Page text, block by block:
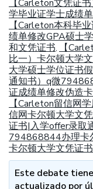
【Carleton文凭证
学毕业证学士成绩
【Carleton本科毕
绩单修改GPA硕士
和文凭证书,
【
比一）卡尔顿大学
大学硕士学位证书
通知书）q微
证成绩单修改伪造
【Carleton留信网
信网卡尔顿大学文
证书|入学offer录取
794868844办理卡
卡尔顿大学文凭证
Este debate
actualizado por